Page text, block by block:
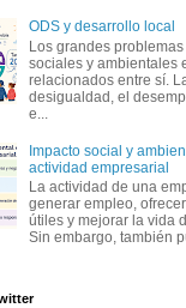
ODS y desarrollo local
Los grandes
sociales y ambientales
relacionados entre sí.
desigualdad, el
e...
Impacto social y
actividad empresarial
La actividad de una
generar empleo,
útiles y mejorar la vida
Sin embargo, también